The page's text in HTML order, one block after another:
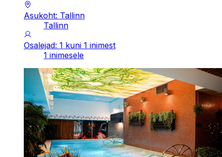
Asukoht: Tallinn
Tallinn
Osalejad: 1 kuni 1 inimest
1 inimesele